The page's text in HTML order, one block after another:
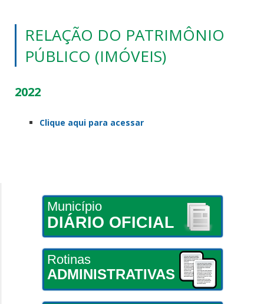
RELAÇÃO DO PATRIMÔNIO
PÚBLICO (IMÓVEIS)
2022
Clique aqui para acessar
Município
DIÁRIO OFICIAL
Rotinas
ADMINISTRATIVAS